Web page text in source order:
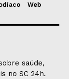
Web
saúde,
no SC 24h.